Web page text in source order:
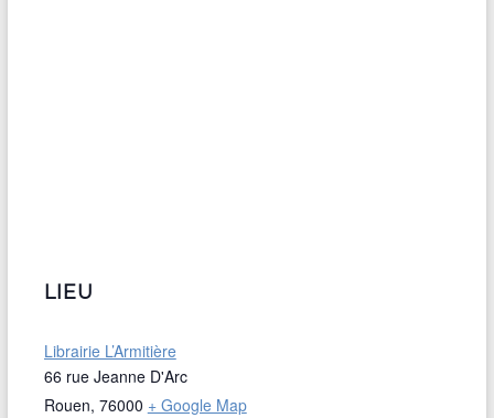
LIEU
Librairie L’Armitière
66 rue Jeanne D'Arc
Rouen, 76000 + Google Map